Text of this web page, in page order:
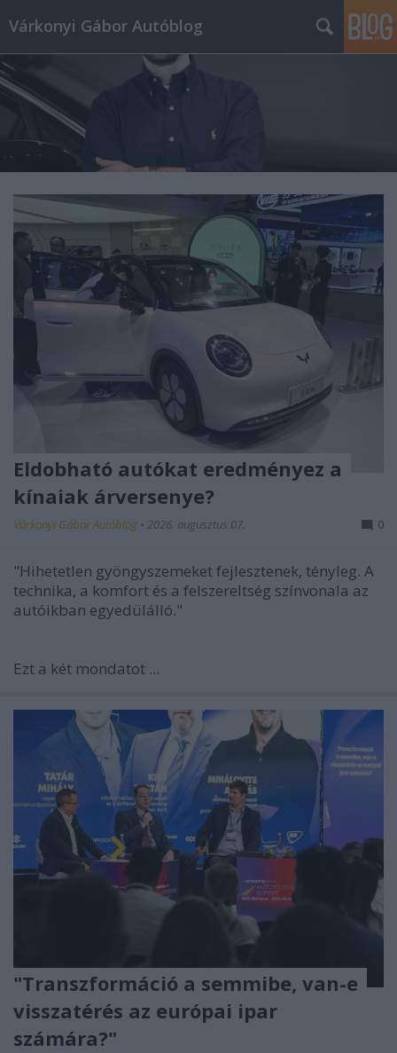
Várkonyi Gábor Autóblog
Eldobható autókat eredményez a
kínaiak árversenye?
Várkonyi Gábor Autóblog • 2026. augusztus 07. 0
"Hihetetlen gyöngyszemeket fejlesztenek, tényleg. A
technika, a komfort és a felszereltség színvonala az
autóikban egyedülálló."
Ezt a két mondatot ...
"Transzformáció a semmibe, van-e
visszatérés az európai ipar
számára?"